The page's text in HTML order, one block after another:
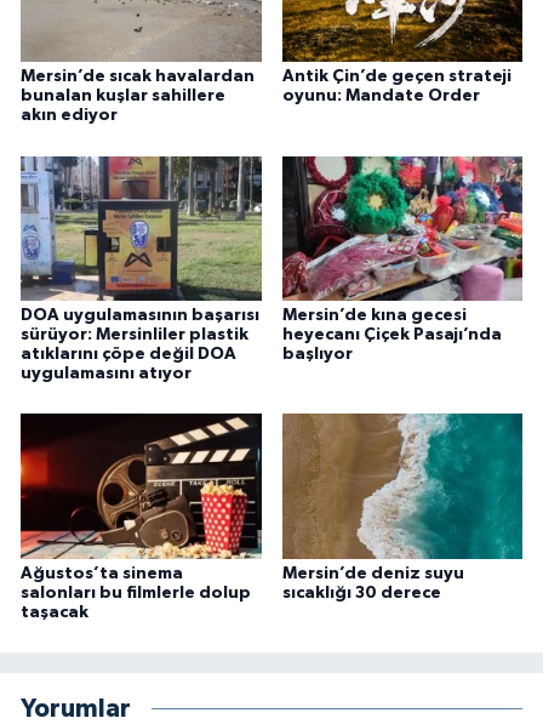
Mersin’de sıcak havalardan
bunalan kuşlar sahillere
akın ediyor
Antik Çin’de geçen strateji
oyunu: Mandate Order
DOA uygulamasının başarısı
sürüyor: Mersinliler plastik
atıklarını çöpe değil DOA
uygulamasını atıyor
Mersin’de kına gecesi
heyecanı Çiçek Pasajı’nda
başlıyor
Ağustos’ta sinema
salonları bu filmlerle dolup
taşacak
Mersin’de deniz suyu
sıcaklığı 30 derece
Yorumlar